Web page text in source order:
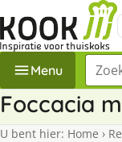
Menu Zoek
Foccacia
U bent hier: Home ›